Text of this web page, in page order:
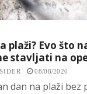
plaži? Evo što
stavljati na
08/08/2026
dan na plaži bez